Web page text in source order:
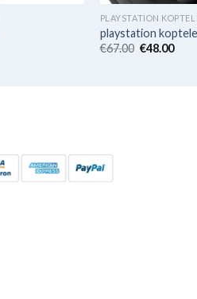
PLAYSTATION
playstation
€67.00 €48.00